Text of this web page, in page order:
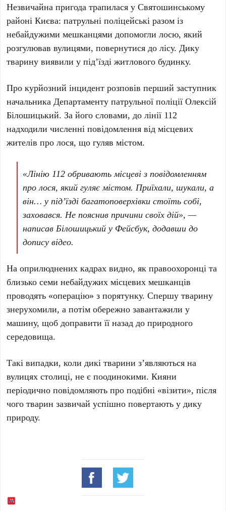
Незвичайна пригода трапилася уСвятошинському
районі Києва: патрульні поліцейські разом із
небайдужими мешканцями допомогли лосю, який
розгулював вулицями, повернутися до лісу. Дику
тварину виявили у під’їзді житлового будинку.
Про курйозний інцидент розповівперший заступник
начальника Департаменту патрульної поліції Олексій
Білошицький. За його словами, до лінії 112
надходили численні повідомлення від місцевих
жителів про лося, що гуляв містом.
«Лінію 112 обривають місцеві з повідомленням
про лося, який гуляє містом. Приїхали, шукали, а
він… у підʼїзді багатоповерхівки стоїть собі,
заховався. Не пояснив причини своїх дій», —
написав Білошицький у Фейсбук, додавши до
допису відео.
На оприлюднених кадрах видно, як правоохоронці та
близькосеми небайдужих місцевих мешканців
проводять «операцію» з порятунку. Спершу тварину
знерухомили, а потім обережно завантажили у
машину, щоб доправити її назад до природного
середовища.
Такі випадки, коли дикі тварини з’являються на
вулицях столиці, не є поодинокими. Кияни
періодично повідомляють про подібні «візити», після
чого тварин зазвичай успішно повертають у дику
природу.